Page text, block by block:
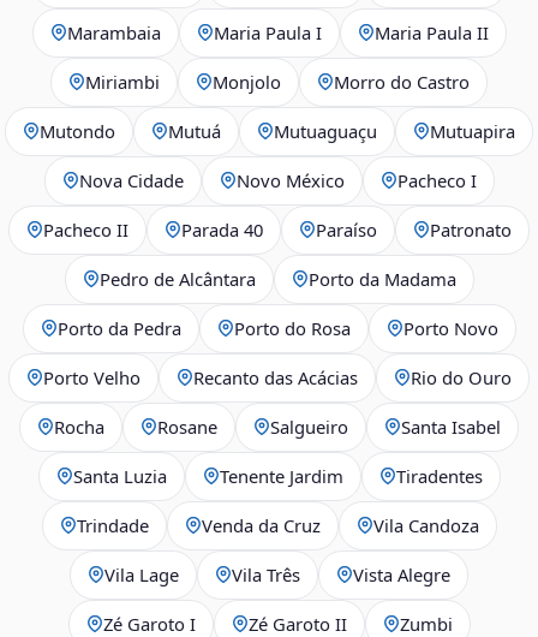
Marambaia Maria Paula I Maria Paula II
Miriambi Monjolo Morro do Castro
Mutondo Mutuá Mutuaguaçu Mutuapira
Nova Cidade Novo México Pacheco I
Pacheco II Parada 40 Paraíso Patronato
Pedro de Alcântara Porto da Madama
Porto da Pedra Porto do Rosa Porto Novo
Porto Velho Recanto das Acácias Rio do Ouro
Rocha Rosane Salgueiro Santa Isabel
Santa Luzia Tenente Jardim Tiradentes
Trindade Venda da Cruz Vila Candoza
Vila Lage Vila Três Vista Alegre
Zé Garoto I Zé Garoto II Zumbi